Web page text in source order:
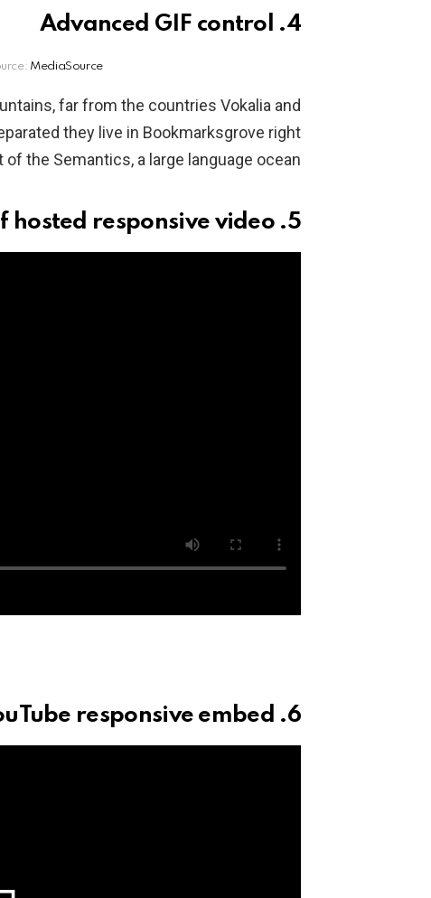
4. Advanced GIF control
MediaSource
far from the countries Vokalia and
they live in Bookmarksgrove right
of the Semantics, a large language ocean.
5. Self hosted responsive video
6. YouTube responsive embed